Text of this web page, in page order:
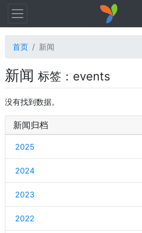
首页 新闻
新闻 标签：events
没有找到数据。
新闻归档
2025
2024
2023
2022